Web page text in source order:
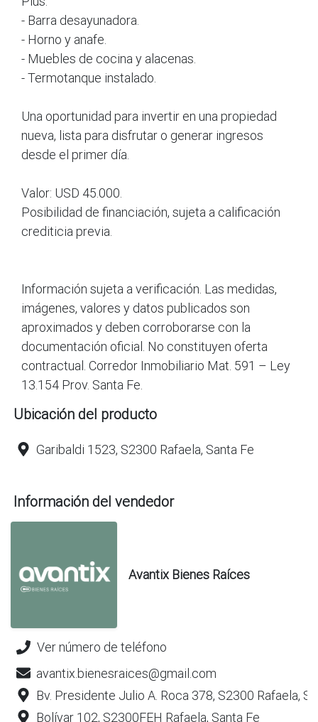
- Barra desayunadora.
- Horno y anafe.
- Muebles de cocina y alacenas.
- Termotanque instalado.
Una oportunidad para invertir en una propiedad
nueva, lista para disfrutar o generar ingresos
desde el primer día.
Valor: USD 45.000.
Posibilidad de financiación, sujeta a calificación
crediticia previa.
Información sujeta a verificación. Las medidas,
imágenes, valores y datos publicados son
aproximados y deben corroborarse con la
documentación oficial. No constituyen oferta
contractual. Corredor Inmobiliario Mat. 591 – Ley
13.154 Prov. Santa Fe.
Ubicación del producto
Garibaldi 1523, S2300 Rafaela, Santa Fe
Información del vendedor
Avantix Bienes Raíces
Ver número de teléfono
avantix.bienesraices@gmail.com
Bv. Presidente Julio A. Roca 378, S2300 Rafaela,
Bolívar 102, S2300FEH Rafaela, Santa Fe